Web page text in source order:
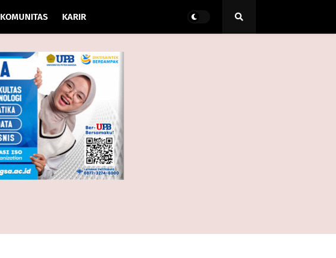
KOMUNITAS KARIR